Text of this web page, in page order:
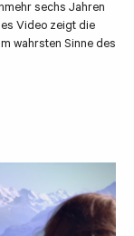
sechs Jahren
Video zeigt die
wahrsten Sinne des